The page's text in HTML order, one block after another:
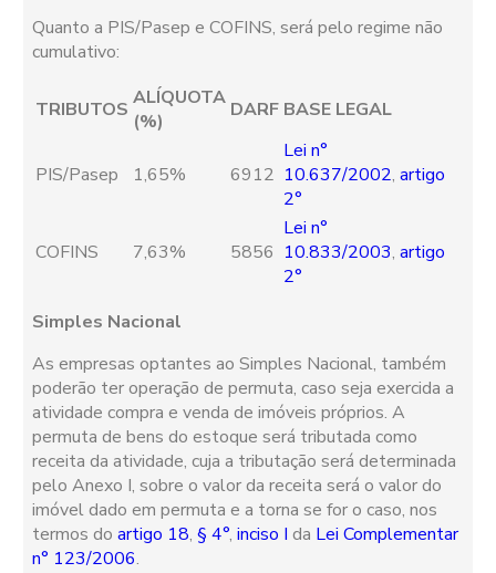
Quanto a PIS/Pasep e COFINS, será pelo regime não
cumulativo:
TRIBUTOS ALÍQUOTA
(%)
DARF BASE LEGAL
PIS/Pasep 1,65% 6912
Lei n°
10.637/2002,artigo
2°
COFINS 7,63% 5856
Lei n°
10.833/2003,artigo
2°
Simples Nacional
As empresas optantes ao Simples Nacional, também
poderão ter operação de permuta, caso seja exercida a
atividade compra e venda de imóveis próprios. A
permuta de bens do estoque será tributada como
receita da atividade, cuja a tributação será determinada
pelo Anexo I, sobre o valor da receita será o valor do
imóvel dado em permuta e a torna se for o caso, nos
termos doartigo 18,§ 4°,inciso I da Lei Complementar
n° 123/2006.